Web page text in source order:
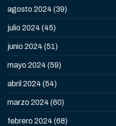
agosto 2024 (39)
julio 2024 (45)
junio 2024 (51)
mayo 2024 (59)
abril 2024 (54)
marzo 2024 (60)
febrero 2024 (68)